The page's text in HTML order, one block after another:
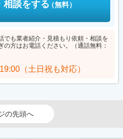
相談をする（無料）
でも業者紹介・見積もり依頼・相談を
の方はお電話ください。（通話無料：
（土日祝も対応）
の先頭へ